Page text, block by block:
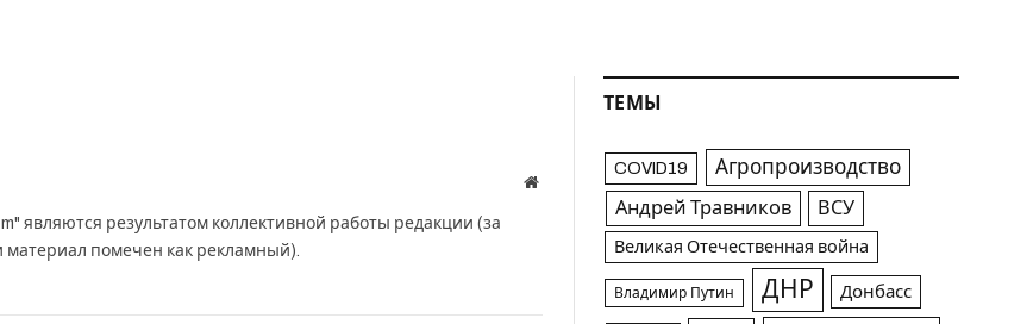
Website
являются результатом коллективной работы редакции (за
материал помечен как рекламный).
ТЕМЫ
COVID19 Агропроизводство
Андрей Травников ВСУ
Великая Отечественная война
Владимир Путин ДНР Донбасс